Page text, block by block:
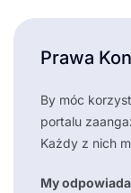
Prawa
By móc
portalu
Każdy z nich
My